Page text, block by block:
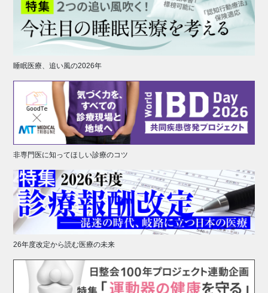
睡眠医療、追い風の2026年
非専門医に知ってほしい診療のコツ
26年度改定から読む医療の未来